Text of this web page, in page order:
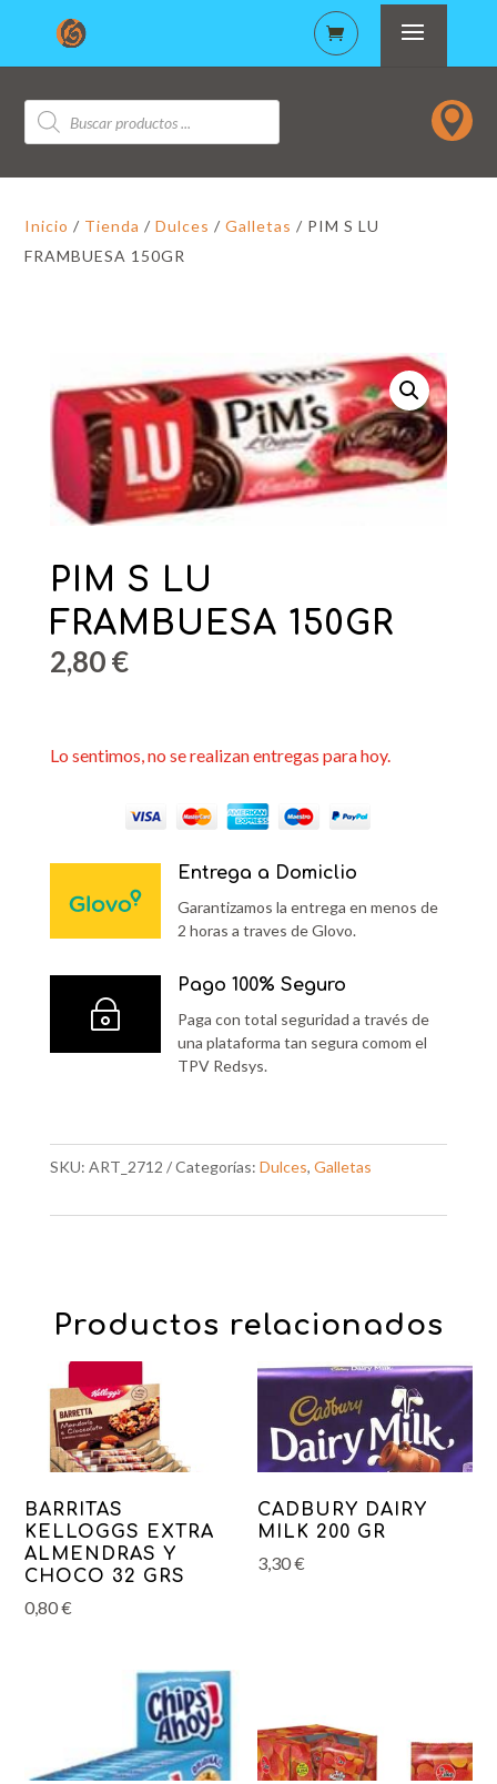
Búsqueda
de
productos

Inicio / Tienda /Dulces /Galletas / PIM S LU
FRAMBUESA 150GR
PIM S LU
FRAMBUESA 150GR
2,80€
Lo sentimos, no se realizan entregas para hoy.
Entrega a Domiclio
Garantizamos la entrega en menos de
2 horas a traves de Glovo.
~
Pago 100% Seguro
Paga con total seguridad a través de
una plataforma tan segura comom el
TPV Redsys.
SKU: ART_2712 Categorías: Dulces, Galletas
Productos relacionados
BARRITAS
KELLOGGS EXTRA
ALMENDRAS Y
CHOCO 32 GRS
0,80€
CADBURY DAIRY
MILK 200 GR
3,30€